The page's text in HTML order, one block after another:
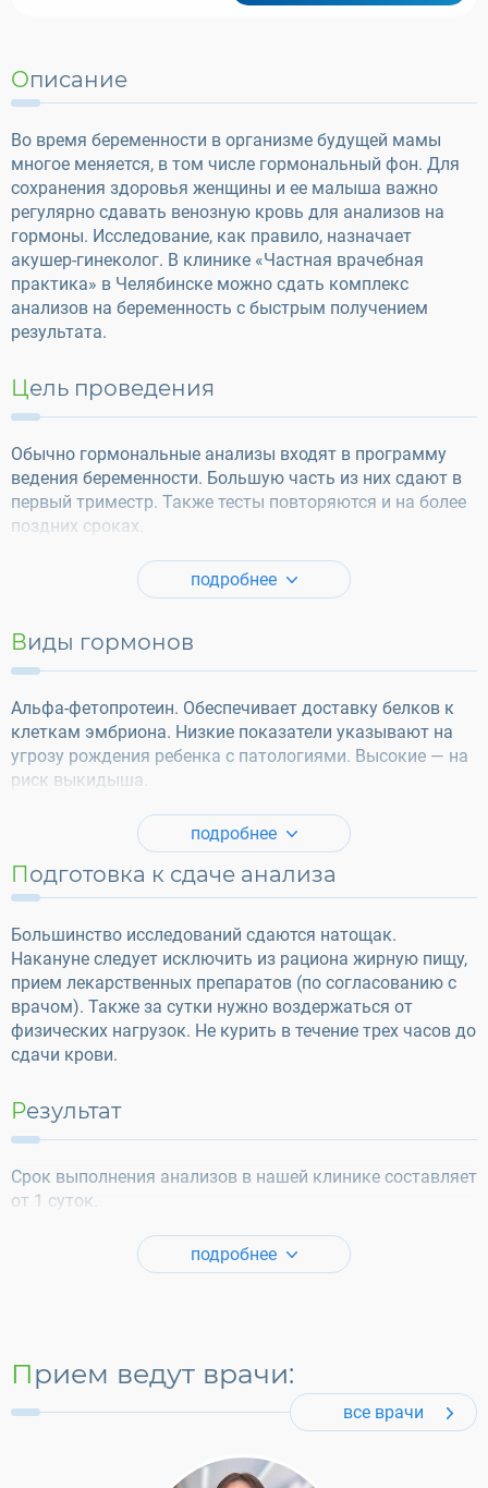
Описание
Во время беременности в организме будущей мамы
многое меняется, в том числе гормональный фон. Для
сохранения здоровья женщины и ее малыша важно
регулярно сдавать венозную кровь для анализов на
гормоны. Исследование, как правило, назначает
акушер-гинеколог. В клинике «Частная врачебная
практика» в Челябинске можно сдать комплекс
анализов на беременность с быстрым получением
результата.
Цель проведения
Обычно гормональные анализы входят в программу
ведения беременности. Большую часть из них сдают в
первый триместр. Также тесты повторяются и на более
поздних сроках.
подробнее
Виды гормонов
Альфа-фетопротеин. Обеспечивает доставку белков к
клеткам эмбриона. Низкие показатели указывают на
угрозу рождения ребенка с патологиями. Высокие — на
риск выкидыша.
подробнее
Подготовка к сдаче анализа
Большинство исследований сдаются натощак.
Накануне следует исключить из рациона жирную пищу,
прием лекарственных препаратов (по согласованию с
врачом). Также за сутки нужно воздержаться от
физических нагрузок. Не курить в течение трех часов до
сдачи крови.
Результат
Срок выполнения анализов в нашей клинике составляет
от 1 суток.
подробнее
Прием ведут врачи:
все врачи